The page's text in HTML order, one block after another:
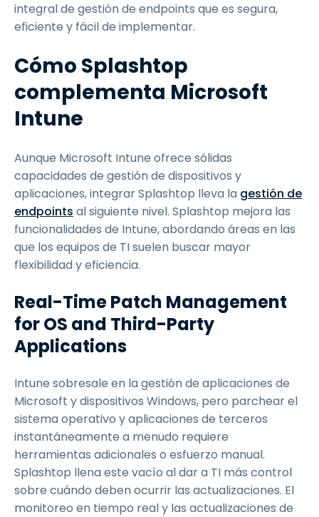
integral de gestión de endpoints que es segura,
eficiente y fácil de implementar.
Cómo Splashtop
complementa Microsoft
Intune
Aunque Microsoft Intune ofrece sólidas
capacidades de gestión de dispositivos y
aplicaciones, integrar Splashtop lleva la gestión de
endpoints al siguiente nivel. Splashtop mejora las
funcionalidades de Intune, abordando áreas en las
que los equipos de TI suelen buscar mayor
flexibilidad y eficiencia.
Real-Time Patch Management
for OS and Third-Party
Applications
Intune sobresale en la gestión de aplicaciones de
Microsoft y dispositivos Windows, pero parchear el
sistema operativo y aplicaciones de terceros
instantáneamente a menudo requiere
herramientas adicionales o esfuerzo manual.
Splashtop llena este vacío al dar a TI más control
sobre cuándo deben ocurrir las actualizaciones. El
monitoreo en tiempo real y las actualizaciones de